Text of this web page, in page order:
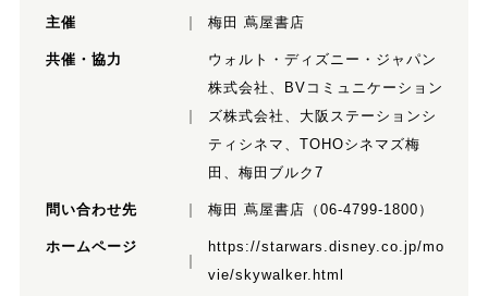
主催 梅田 蔦屋書店
共催・協力
ウォルト・ディズニー・ジャパン
株式会社、BVコミュニケーション
ズ株式会社、大阪ステーションシ
ティシネマ、TOHOシネマズ梅
田、梅田ブルク7
問い合わせ先 梅田 蔦屋書店（06-4799-1800）
ホームページ
https://starwars.disney.co.jp/mo
vie/skywalker.html